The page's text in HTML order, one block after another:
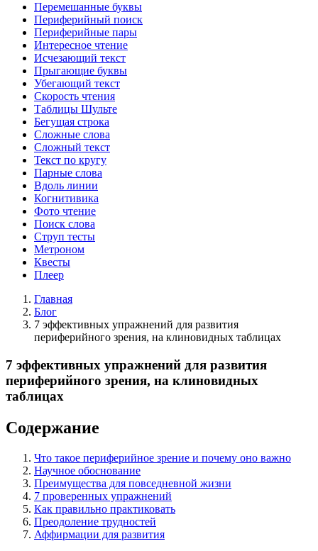
Перемешанные буквы
Периферийный поиск
Периферийные пары
Интересное чтение
Исчезающий текст
Прыгающие буквы
Убегающий текст
Скорость чтения
Таблицы Шульте
Бегущая строка
Сложные слова
Сложный текст
Текст по кругу
Парные слова
Вдоль линии
Когнитивика
Фото чтение
Поиск слова
Струп тесты
Метроном
Квесты
Плеер
Главная
Блог
7 эффективных упражнений для развития
периферийного зрения, на клиновидных таблицах
7 эффективных упражнений для развития
периферийного зрения, на клиновидных
таблицах
Содержание
Что такое периферийное зрение и почему оно важно
Научное обоснование
Преимущества для повседневной жизни
7 проверенных упражнений
Как правильно практиковать
Преодоление трудностей
Аффирмации для развития